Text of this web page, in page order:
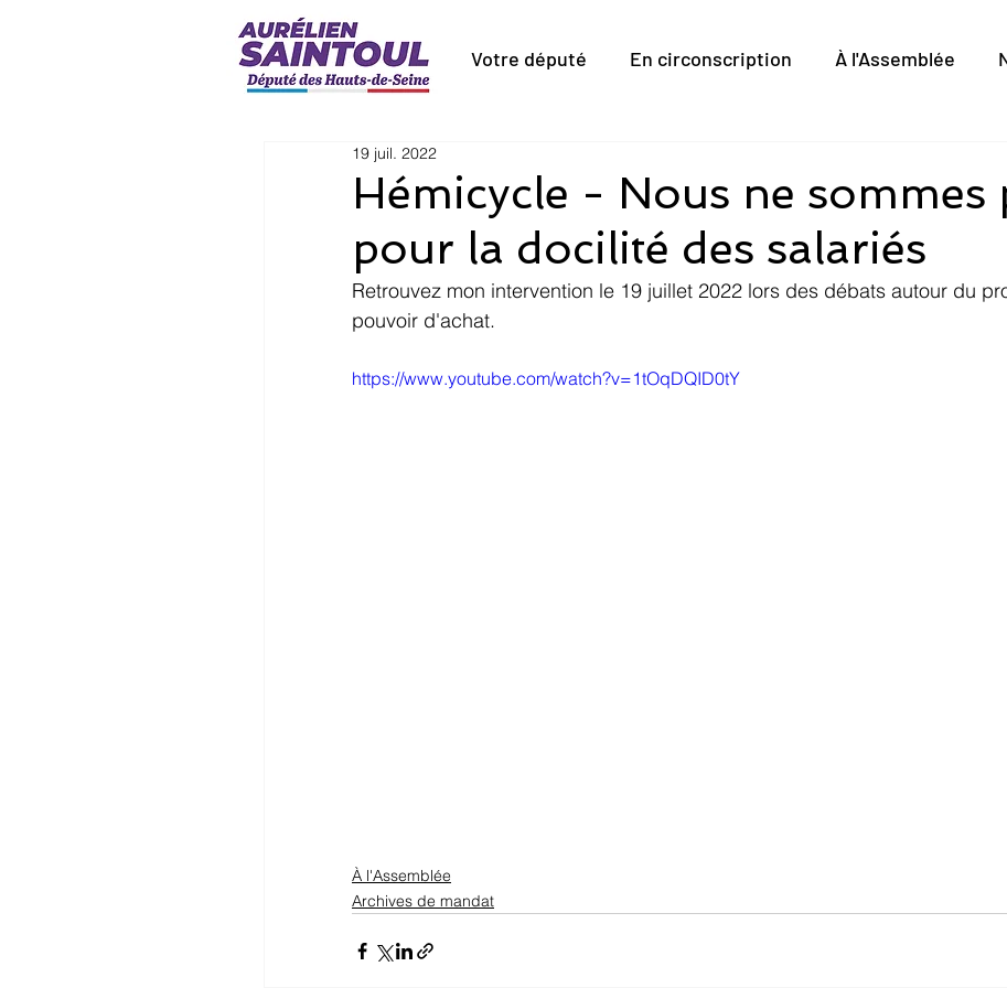
Votre député En circonscription À l'Assemblée
Hémicycle - Nous ne sommes
pour la docilité des salariés
19 juil. 2022
Retrouvez mon intervention le 19 juillet 2022 lors des débats autour du
pouvoir d'achat.
https://www.youtube.com/watch?v=1tOqDQID0tY
À l'Assemblée
Archives de mandat